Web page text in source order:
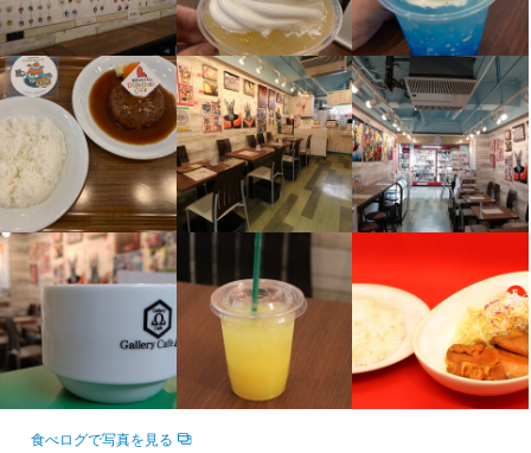
食べログで写真を見る
仕事内容
【総合スタッフ】
ホール関連：ご案内、オーダー受付、ドリンク作成、配膳、接
客、会計、テーブルの片付け、開閉店業務などのホール業務全般
をお任せします。
基本業務習得後には、金庫業務、食材管理、他のスタッフへの指
導・育成などの業務もお任せします。
調理関連：簡易的な調理、盛り付け、洗い場などの調理業務全般
をお任せします。
基本業務習得後は、食材管理、メニュー開発、他の調理スタッフ
への指導・育成などの業務もお任せします。
【その他、兼任で応募可能な職種】（※給与は能力値に応じて要相
特徴
学歴不問 未経験者歓迎 フリーター歓迎 大学生歓迎
留学生歓迎
主婦・主夫歓迎
シニア・ミドル活躍中 女性活躍中
ブランクOK
駅チカ(徒歩5分以内)
個人経営(2店舗以内) 小さなお店(20席未満)
面接1回
即日勤務OK
仕事内容
【総合スタッフ】
ホール関連：ご案内、オーダー受付、ドリンク作成、配膳、接
客、会計、テーブルの片付け、開閉店業務などのホール業務全般
をお任せします。
基本業務習得後には、金庫業務、食材管理、他のスタッフへの指
導・育成などの業務もお任せします。
調理関連：簡易的な調理、盛り付け、洗い場などの調理業務全般
をお任せします。